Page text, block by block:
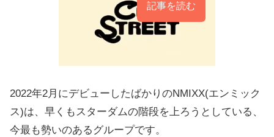
記事を読む
2022年2月にデビューしたばかりのNMIXX(エンミック
ス)は、早くもスターダムの階段を上ろうとしている、
今最も勢いのあるグループです。